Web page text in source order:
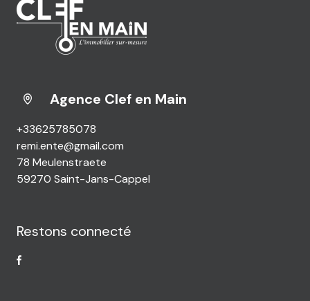
Agence Clef en Main
+33625785078
remi.ente@gmail.com
78 Meulenstraete
59270 Saint-Jans-Cappel
Restons connecté